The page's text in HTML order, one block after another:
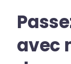
avec